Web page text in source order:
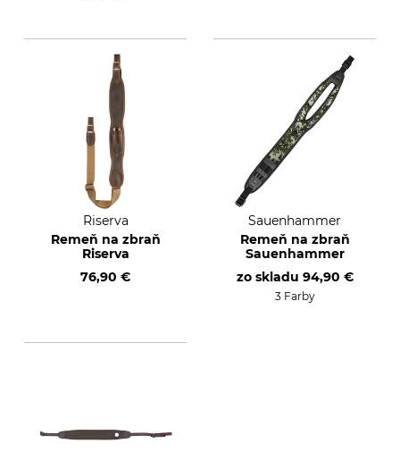
Riserva
Remeň na zbraň
Riserva
76,90 €
Sauenhammer
Remeň na zbraň
Sauenhammer
zo skladu 94,90 €
3 Farby